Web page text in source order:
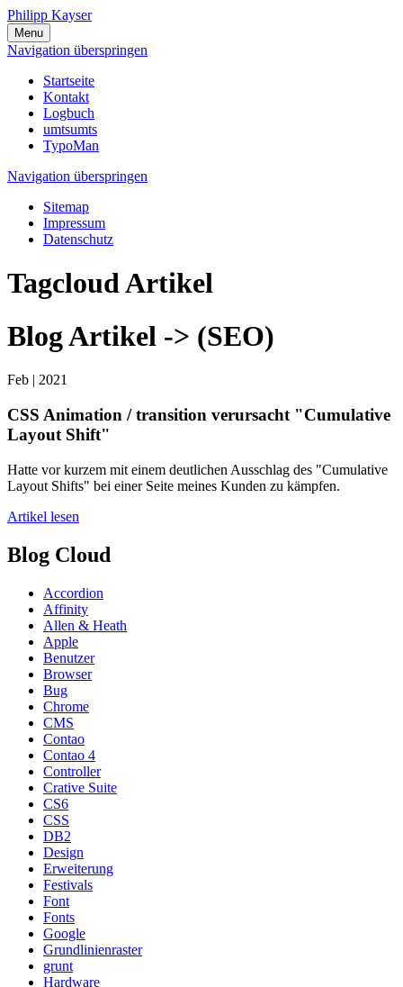
Philipp Kayser
Menu
Navigation überspringen
Startseite
Kontakt
Logbuch
umtsumts
TypoMan
Navigation überspringen
Sitemap
Impressum
Datenschutz
Tagcloud Artikel
Blog Artikel -> (SEO)
Feb | 2021
CSS Animation / transition verursacht "Cumulative
Layout Shift"
Hatte vor kurzem mit einem deutlichen Ausschlag des "Cumulative
Layout Shifts" bei einer Seite meines Kunden zu kämpfen.
Artikel lesen
Blog Cloud
Accordion
Affinity
Allen & Heath
Apple
Benutzer
Browser
Bug
Chrome
CMS
Contao
Contao 4
Controller
Crative Suite
CS6
CSS
DB2
Design
Erweiterung
Festivals
Font
Fonts
Google
Grundlinienraster
grunt
Hardware